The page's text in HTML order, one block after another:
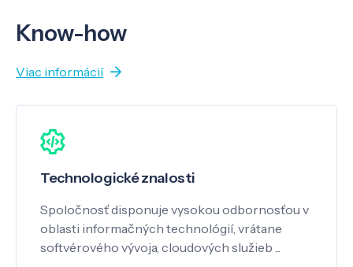
Know-how
Viac informácií
Technologické znalosti
Spoločnosť disponuje vysokou odbornosťou v
oblasti informačných technológií, vrátane
softvérového vývoja, cloudových služieb ...